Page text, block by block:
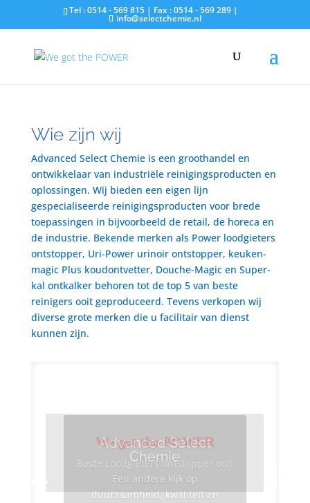
Tel : 0514 - 569 815 | Fax : 0514 - 569 289 |
info@selectchemie.nl
Wie zijn wij
Advanced Select Chemie is een groothandel en
ontwikkelaar van industriële reinigingsproducten en
oplossingen. Wij bieden een eigen lijn
gespecialiseerde reinigingsproducten voor brede
toepassingen in bijvoorbeeld de retail, de horeca en
de industrie. Bekende merken als Power loodgieters
ontstopper, Uri-Power urinoir ontstopper, keuken-
magic Plus koudontvetter, Douche-Magic en Super-
kal ontkalker behoren tot de top 5 van beste
reinigers ooit geproduceerd. Tevens verkopen wij
diverse grote merken die u facilitair van dienst
kunnen zijn.
Advanced Select
Chemie
Een andere kijk op
duurzaamheid, kwaliteit en
We got the POWER
Beste Loodgieters ontstopper ooit